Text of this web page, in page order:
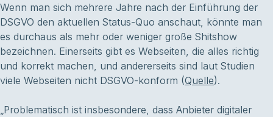
Wenn man sich mehrere Jahre nach der Einführung der
DSGVO den aktuellen Status-Quo anschaut, könnte man
es durchaus als mehr oder weniger große Shitshow
bezeichnen. Einerseits gibt es Webseiten, die alles richtig
und korrekt machen, und andererseits sind laut Studien
viele Webseiten nicht DSGVO-konform (Quelle).
„Problematisch ist insbesondere, dass Anbieter digitaler